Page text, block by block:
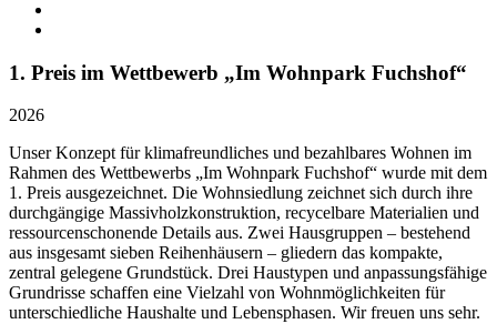
1. Preis im Wettbewerb „Im Wohnpark Fuchshof“
2026
Unser Konzept für klimafreundliches und bezahlbares Wohnen im
Rahmen des Wettbewerbs „Im Wohnpark Fuchshof“ wurde mit dem
1. Preis ausgezeichnet. Die Wohnsiedlung zeichnet sich durch ihre
durchgängige Massivholzkonstruktion, recycelbare Materialien und
ressourcenschonende Details aus. Zwei Hausgruppen – bestehend
aus insgesamt sieben Reihenhäusern – gliedern das kompakte,
zentral gelegene Grundstück. Drei Haustypen und anpassungsfähige
Grundrisse schaffen eine Vielzahl von Wohnmöglichkeiten für
unterschiedliche Haushalte und Lebensphasen. Wir freuen uns sehr.